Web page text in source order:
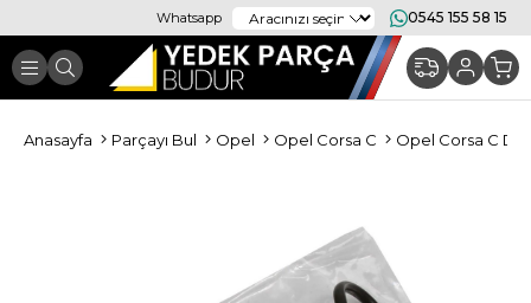
Whatsapp 0545 155 58 15
Anasayfa Parçayı Bul Opel Opel Corsa C Opel Corsa C